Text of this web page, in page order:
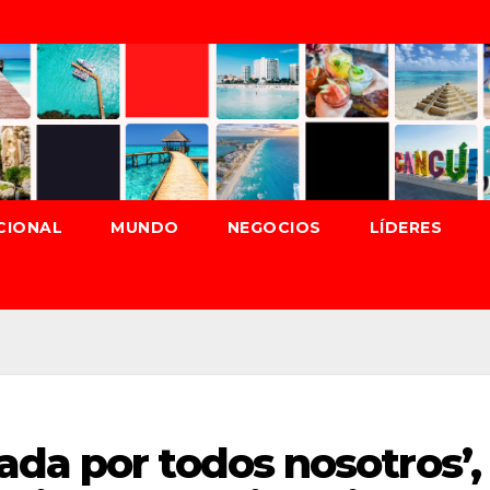
MUNDO NEGOCIOS LÍDERES
por todos nosotros’,